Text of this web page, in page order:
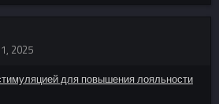
2025
для повышения лояльности